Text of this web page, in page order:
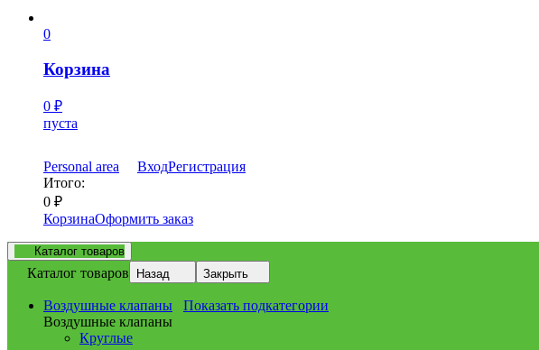
0
Корзина
0 ₽
пуста
Personal area ВходРегистрация
Итого:
0 ₽
КорзинаОформить заказ
Каталог товаров
Каталог товаров Назад Закрыть
Воздушные клапаны
Показать подкатегории
Воздушные клапаны
Круглые